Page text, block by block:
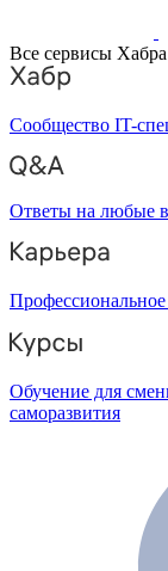
Все сервисы Хабра
Сообщество IT-
Ответы на любые
Обучение для
саморазвития